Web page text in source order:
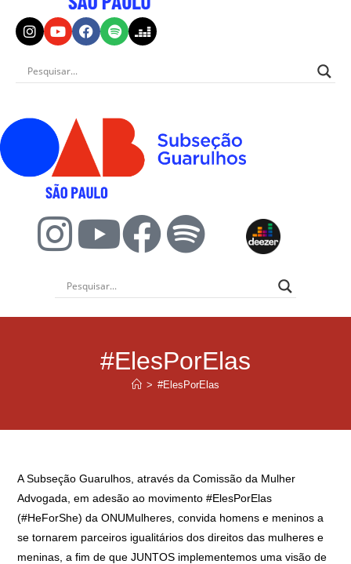
#ElesPorElas
> #ElesPorElas
A Subseção Guarulhos, através da Comissão da Mulher
Advogada, em adesão ao movimento #ElesPorElas
(#HeForShe) da ONUMulheres, convida homens e meninos a
se tornarem parceiros igualitários dos direitos das mulheres e
meninas, a fim de que JUNTOS implementemos uma visão de